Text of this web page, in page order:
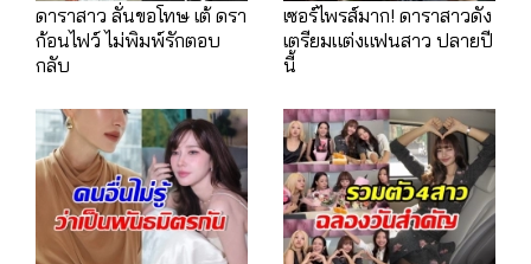
ดาราสาว ลั่นขอโทษ เต้ ดรา
ก้อนไฟว์ ไม่พิมพ์รักตอบ
กลับ
เซอร์ไพรส์มาก! ดาราสาวดัง
เตรียมแต่งแฟนสาว ปลายปี
นี้